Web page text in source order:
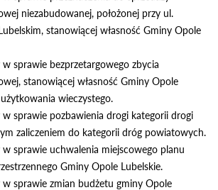
niezabudowanej, położonej przy ul.
stanowiącej własność Gminy Opole
w sprawie bezprzetargowego zbycia
stanowiącej własność Gminy Opole
wieczystego.
w sprawie pozbawienia drogi kategorii drogi
zaliczeniem do kategorii dróg powiatowych.
w sprawie uchwalenia miejscowego planu
Gminy Opole Lubelskie.
w sprawie zmian budżetu gminy Opole